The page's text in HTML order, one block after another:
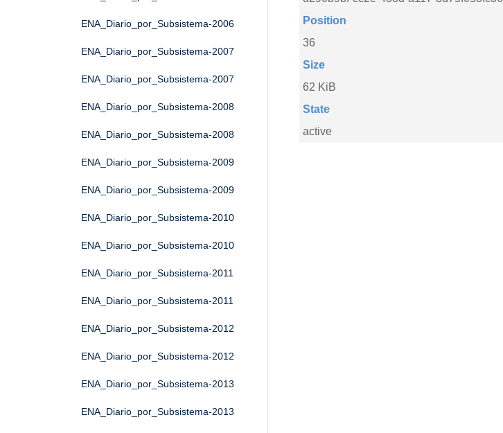
ENA_Diario_por_Subsistema-2006
ENA_Diario_por_Subsistema-2007
ENA_Diario_por_Subsistema-2007
ENA_Diario_por_Subsistema-2008
ENA_Diario_por_Subsistema-2008
ENA_Diario_por_Subsistema-2009
ENA_Diario_por_Subsistema-2009
ENA_Diario_por_Subsistema-2010
ENA_Diario_por_Subsistema-2010
ENA_Diario_por_Subsistema-2011
ENA_Diario_por_Subsistema-2011
ENA_Diario_por_Subsistema-2012
ENA_Diario_por_Subsistema-2012
ENA_Diario_por_Subsistema-2013
ENA_Diario_por_Subsistema-2013
Position
36
Size
62 KiB
State
active